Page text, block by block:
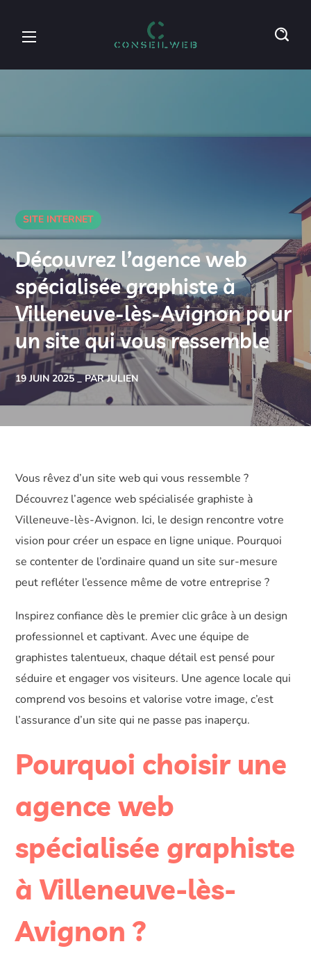
SITE INTERNET
Découvrez l’agence web
spécialisée graphiste à
Villeneuve-lès-Avignon pour
un site qui vous ressemble
19 JUIN 2025 PAR JULIEN
Vous rêvez d’un site web qui vous ressemble ?
Découvrez l’agence web spécialisée graphiste à
Villeneuve-lès-Avignon. Ici, le design rencontre votre
vision pour créer un espace en ligne unique. Pourquoi
se contenter de l’ordinaire quand un site sur-mesure
peut refléter l’essence même de votre entreprise ?
Inspirez confiance dès le premier clic grâce à un design
professionnel et captivant. Avec une équipe de
graphistes talentueux, chaque détail est pensé pour
séduire et engager vos visiteurs. Une agence locale qui
comprend vos besoins et valorise votre image, c’est
l’assurance d’un site qui ne passe pas inaperçu.
Pourquoi choisir une
agence web
spécialisée graphiste
à Villeneuve-lès-
Avignon ?